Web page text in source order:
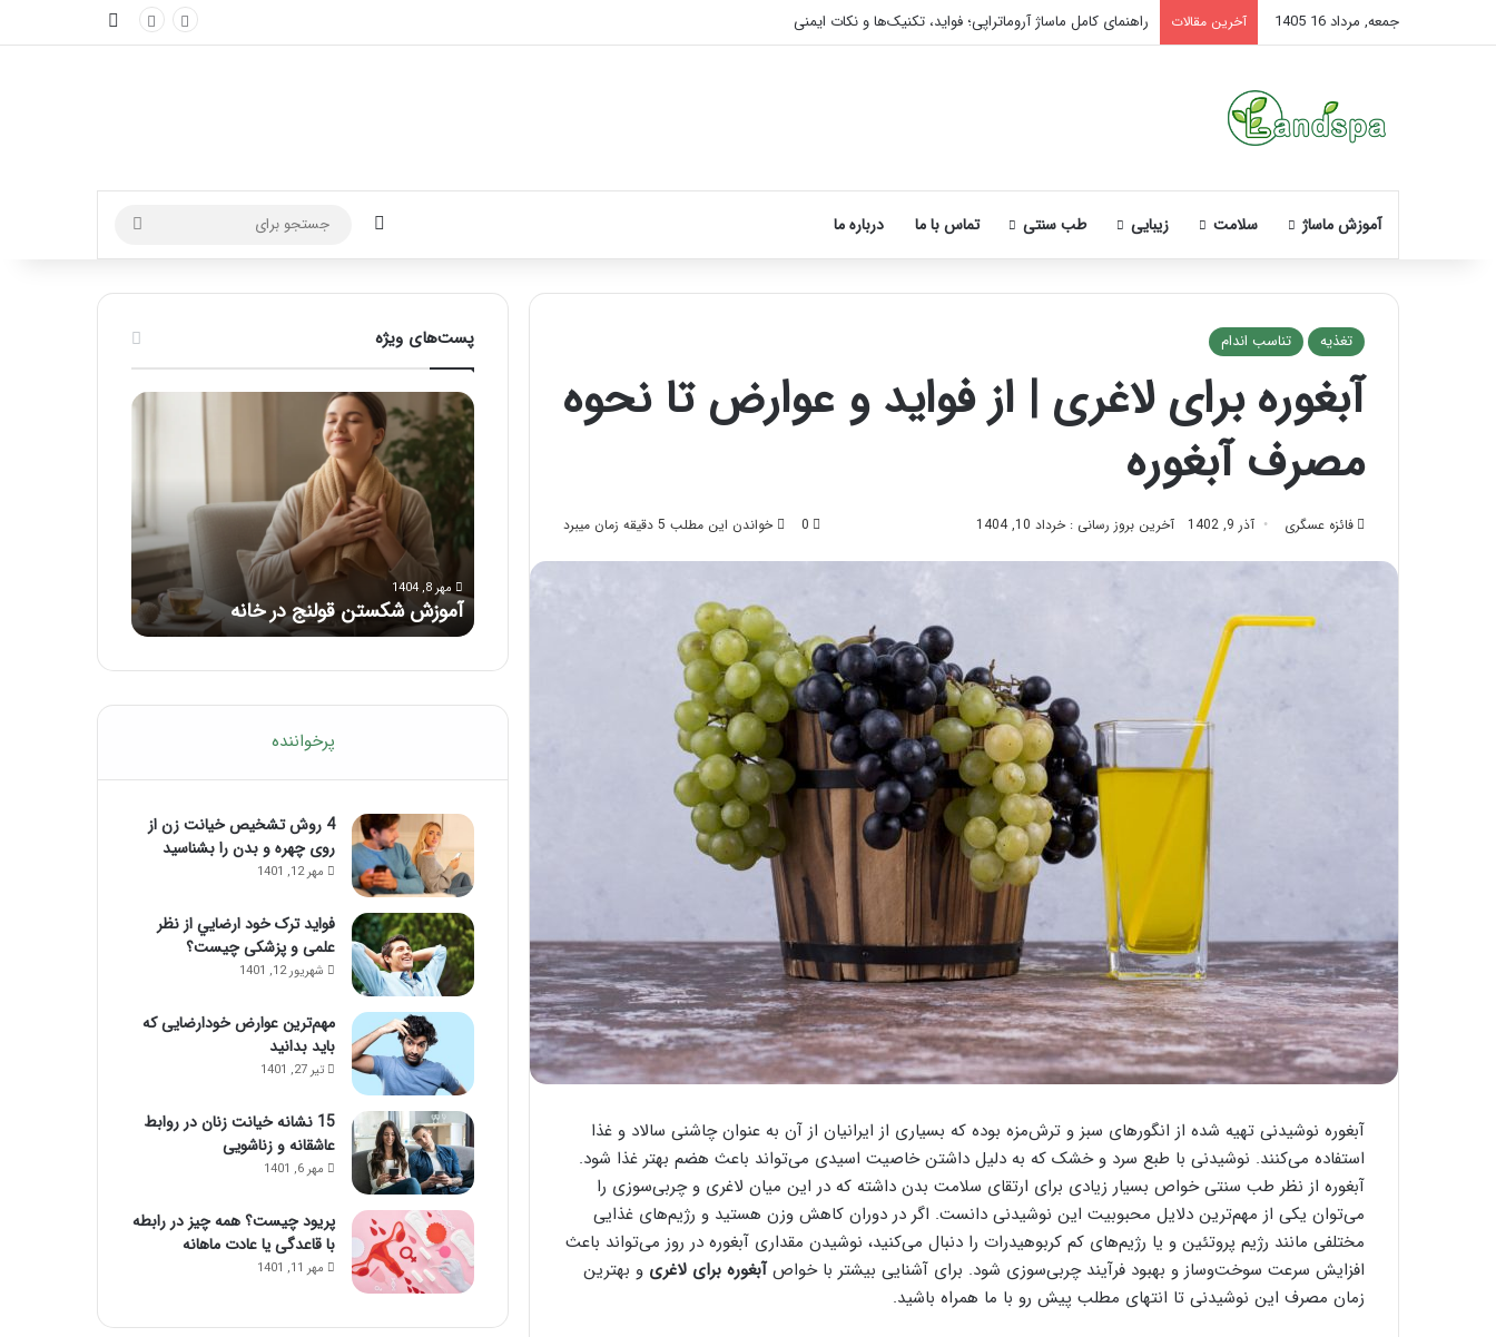
جمعه, مرداد 16 1405 آخرین مقالات راهنمای کامل ماساژ آروماتراپی؛ فواید، تکنیک‌ها و نکات ایمنی
آموزش ماساژ سلامت زیبایی طب سنتی تماس با ما درباره ما تغییر پوسته
برای
تغذیه تناسب اندام
آبغوره برای لاغری | از فواید و عوارض تا نحوه
مصرف آبغوره
فائزه عسگری آذر 9, 1402 آخرین بروز رسانی : خرداد 10, 1404 0 خواندن این مطلب 5 دقیقه زمان میبرد
آبغوره نوشیدنی تهیه شده از انگورهای سبز و ترش‌مزه بوده که بسیاری از ایرانیان از آن به عنوان چاشنی سالاد و غذا
استفاده می‌کنند. نوشیدنی با طبع سرد و خشک که به دلیل داشتن خاصیت اسیدی می‌تواند باعث هضم بهتر غذا شود.
آبغوره از نظر طب سنتی خواص بسیار زیادی برای ارتقای سلامت بدن داشته که در این میان لاغری و چربی‌سوزی را
می‌توان یکی از مهم‌ترین دلایل محبوبیت این نوشیدنی دانست. اگر در دوران کاهش وزن هستید و رژیم‌های غذایی
مختلفی مانند رژیم پروتئین و یا رژیم‌های کم کربوهیدرات را دنبال می‌کنید، نوشیدن مقداری آبغوره در روز می‌تواند باعث
افزایش سرعت سوخت‌وساز و بهبود فرآیند چربی‌سوزی شود. برای آشنایی بیشتر با خواصآبغوره برای لاغری و بهترین
زمان مصرف این نوشیدنی تا انتهای مطلب پیش رو با ما همراه باشید.
پست‌های ویژه
نحوه
صورت
بعد
تزریق
بایدها
تیر 28, 1404
آموزش
شکستن
آموزش شکستن قولنج در خانه
ماساژ
برای
بهبود
تمرکز
ذهنی؛
با
این
حواس‌جمع
شوید!
مرداد 6, 1404
ماساژ برای بهبود تمرکز ذهنی؛ با این
ماساژ حواس‌جمع شوید!
راهنمای
بعد
از
پرخواننده
4 روش تشخیص خیانت زن از
روی چهره و بدن را بشناسید
مهر 12, 1401
فواید ترک خود ارضايي از نظر
علمی و پزشکی چیست؟
شهریور 12, 1401
مهم‌ترین عوارض خودارضایی که
باید بدانید
تیر 27, 1401
15 نشانه خیانت زنان در روابط
عاشقانه و زناشویی
مهر 6, 1401
پریود چیست؟ همه چیز در رابطه
با قاعدگی یا عادت ماهانه
مهر 11, 1401